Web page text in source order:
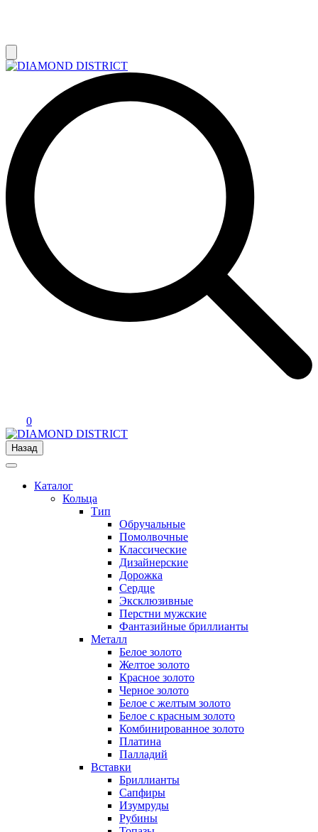
0
Назад
Каталог
Кольца
Тип
Обручальные
Помолвочные
Классические
Дизайнерские
Дорожка
Сердце
Эксклюзивные
Перстни мужские
Фантазийные бриллианты
Металл
Белое золото
Желтое золото
Красное золото
Черное золото
Белое с желтым золото
Белое с красным золото
Комбинированное золото
Платина
Палладий
Вставки
Бриллианты
Сапфиры
Изумруды
Рубины